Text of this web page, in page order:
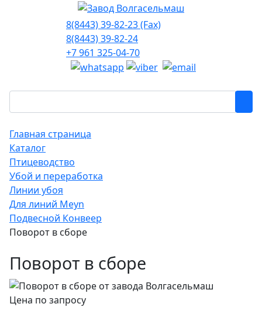
8(8443) 39-82-23 (Fax)
8(8443) 39-82-24
+7 961 325-04-70
Главная страница
Каталог
Птицеводство
Убой и переработка
Линии убоя
Для линий Meyn
Подвесной Конвеер
Поворот в сборе
Поворот в сборе
Цена по запросу